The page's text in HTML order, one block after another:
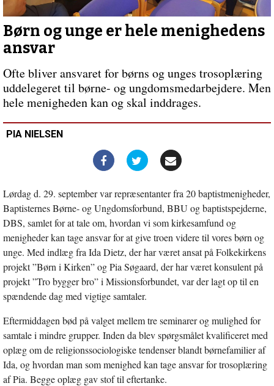
–
konfliktens
tegn
Børn og unge er hele menighedens
ansvar
Ofte bliver ansvaret for børns og unges trosoplæring
uddelegeret til børne- og ungdomsmedarbejdere. Men
hele menigheden kan og skal inddrages.
PIA NIELSEN
Lørdag d. 29. september var repræsentanter fra 20 baptistmenigheder,
Baptisternes Børne- og Ungdomsforbund, BBU og baptistspejderne,
DBS, samlet for at tale om, hvordan vi som kirkesamfund og
menigheder kan tage ansvar for at give troen videre til vores børn og
unge. Med indlæg fra Ida Dietz, der har været ansat på Folkekirkens
projekt ”Børn i Kirken” og Pia Søgaard, der har været konsulent på
projekt ”Tro bygger bro” i Missionsforbundet, var der lagt op til en
spændende dag med vigtige samtaler.
Eftermiddagen bød på valget mellem tre seminarer og mulighed for
samtale i mindre grupper. Inden da blev spørgsmålet kvalificeret med
oplæg om de religionssociologiske tendenser blandt børnefamilier af
Ida, og hvordan man som menighed kan tage ansvar for trosoplæring
af Pia. Begge oplæg gav stof til eftertanke.